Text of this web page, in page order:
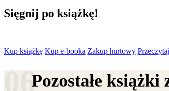
Sięgnij po książkę!
Kup książkę Kup e-booka Zakup hurtowy
Pozostałe książki